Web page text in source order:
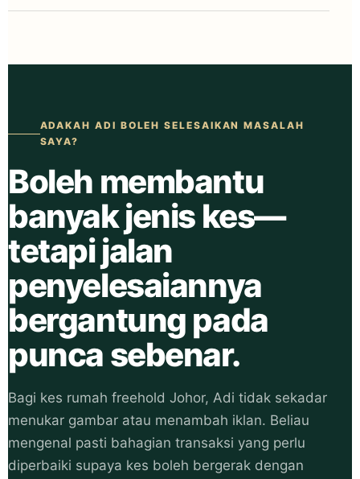
ADAKAH ADI BOLEH SELESAIKAN MASALAH
SAYA?
Boleh membantu
banyak jenis kes—
tetapi jalan
penyelesaiannya
bergantung pada
punca sebenar.
Bagi kes rumah freehold Johor, Adi tidak sekadar
menukar gambar atau menambah iklan. Beliau
mengenal pasti bahagian transaksi yang perlu
diperbaiki supaya kes boleh bergerak dengan